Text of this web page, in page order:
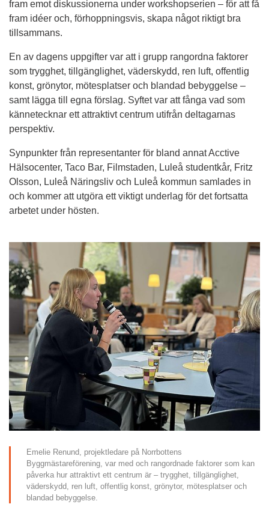
fram emot diskussionerna under workshopserien – för att få
fram idéer och, förhoppningsvis, skapa något riktigt bra
tillsammans.
En av dagens uppgifter var att i grupp rangordna faktorer
som trygghet, tillgänglighet, väderskydd, ren luft, offentlig
konst, grönytor, mötesplatser och blandad bebyggelse –
samt lägga till egna förslag. Syftet var att fånga vad som
kännetecknar ett attraktivt centrum utifrån deltagarnas
perspektiv.
Synpunkter från representanter för bland annat Acctive
Hälsocenter, Taco Bar, Filmstaden, Luleå studentkår, Fritz
Olsson, Luleå Näringsliv och Luleå kommun samlades in
och kommer att utgöra ett viktigt underlag för det fortsatta
arbetet under hösten.
Emelie Renund, projektledare på Norrbottens
Byggmästareförening, var med och rangordnade faktorer som kan
påverka hur attraktivt ett centrum är – trygghet, tillgänglighet,
väderskydd, ren luft, offentlig konst, grönytor, mötesplatser och
blandad bebyggelse.